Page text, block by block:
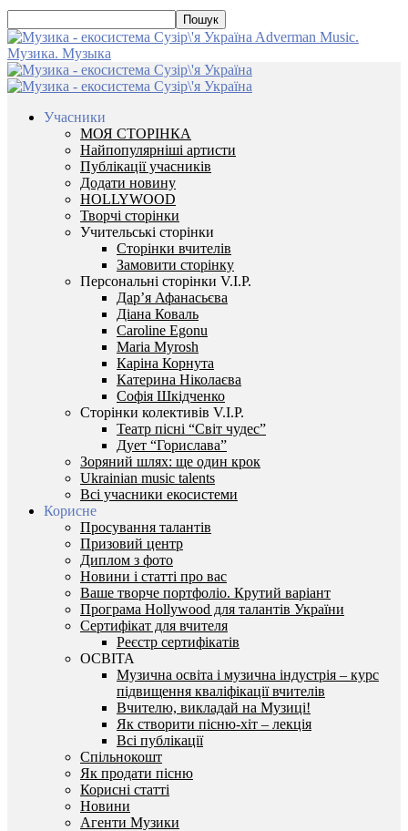
Adverman Music.
Музика. Музыка
Учасники
МОЯ СТОРІНКА
Найпопулярніші артисти
Публікації учасників
Додати новину
HOLLYWOOD
Творчі сторінки
Учительські сторінки
Сторінки вчителів
Замовити сторінку
Персональні сторінки V.I.P.
Дар’я Афанасьєва
Діана Коваль
Caroline Egonu
Maria Myrosh
Каріна Корнута
Катерина Ніколаєва
Софія Шкідченко
Сторінки колективів V.I.P.
Театр пісні “Світ чудес”
Дует “Горислава”
Зоряний шлях: ще один крок
Ukrainian music talents
Всі учасники екосистеми
Корисне
Просування талантів
Призовий центр
Диплом з фото
Новини і статті про вас
Ваше творче портфоліо. Крутий варіант
Програма Hollywood для талантів України
Сертифікат для вчителя
Реєстр сертифікатів
ОСВІТА
Музична освіта і музична індустрія – курс
підвищення кваліфікації вчителів
Вчителю, викладай на Музиці!
Як створити пісню-хіт – лекція
Всі публікації
Спільнокошт
Як продати пісню
Корисні статті
Новини
Агенти Музики